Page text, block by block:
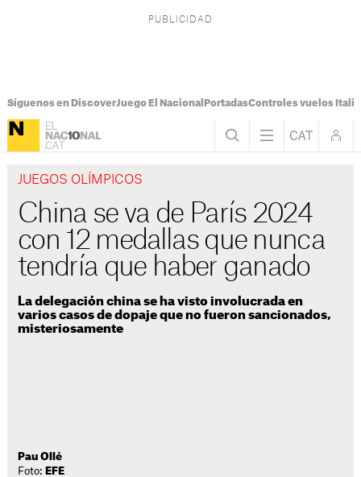
Síguenos en DiscoverJuego El Nacional PortadasControles vuelos Italia
JUEGOS OLÍMPICOS
China se va de París 2024
con 12 medallas que nunca
tendría que haber ganado
La delegación china se ha visto involucrada en
varios casos de dopaje que no fueron sancionados,
misteriosamente
Pau Ollé
Foto: EFE